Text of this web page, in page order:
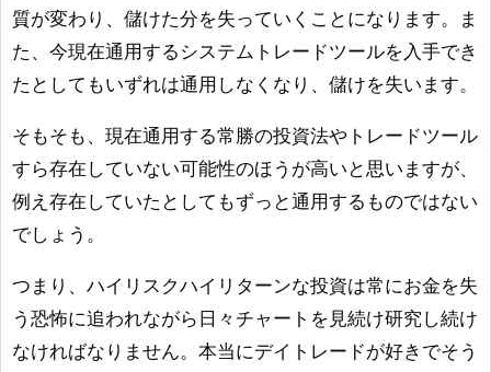
質が変わり、儲けた分を失っていくことになります。ま
た、今現在通用するシステムトレードツールを入手でき
たとしてもいずれは通用しなくなり、儲けを失います。
そもそも、現在通用する常勝の投資法やトレードツール
すら存在していない可能性のほうが高いと思いますが、
例え存在していたとしてもずっと通用するものではない
でしょう。
つまり、ハイリスクハイリターンな投資は常にお金を失
う恐怖に追われながら日々チャートを見続け研究し続け
なければなりません。本当にデイトレードが好きでそう